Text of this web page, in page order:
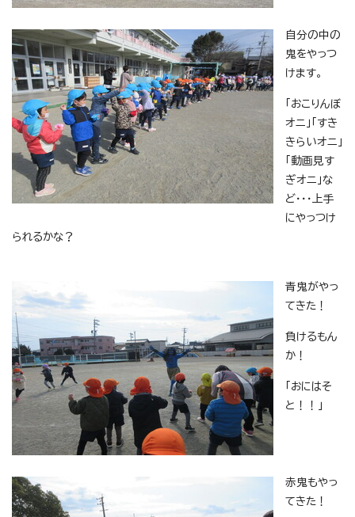
自分の中の
鬼をやっつ
けます。
「おこりんぼ
オニ」「すき
きらいオニ」
「動画見す
ぎオニ」な
ど・・・上手
にやっつけ
られるかな？
青鬼がやっ
てきた！
負けるもん
か！
「おにはそ
と！！」
赤鬼もやっ
てきた！